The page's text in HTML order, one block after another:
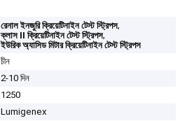
রেনাল ইনজুরি ক্রিয়েটিনাইন টেস্ট স্ট্রিপস,
ক্লাস II ক্রিয়েটিনাইন টেস্ট স্ট্রিপস,
ইউরিক অ্যাসিড মিটার ক্রিয়েটিনাইন টেস্ট স্ট্রিপস
চীন
2-10 দিন
1250
Lumigenex